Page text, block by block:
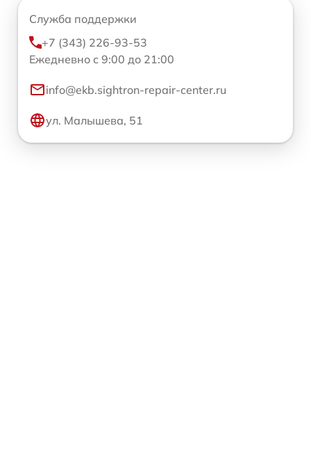
Служба поддержки
+7 (343) 226-93-53
Ежедневно с 9:00 до 21:00
info@ekb.sightron-repair-center.ru
ул. Малышева, 51